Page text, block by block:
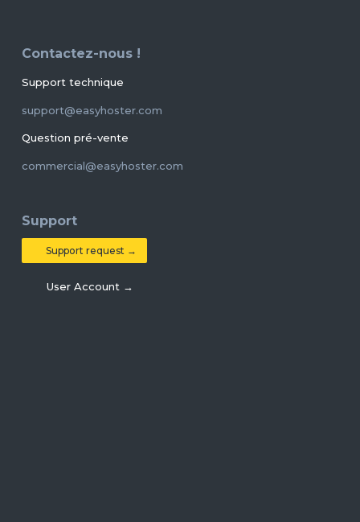
Contactez-nous !
Support technique
support@easyhoster.com
Question pré-vente
commercial@easyhoster.com
Support
Support request →
User Account →